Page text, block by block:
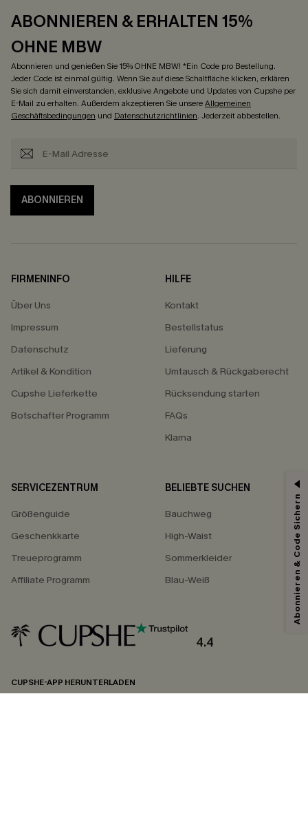
ABONNIEREN & ERHALTEN 15%
OHNE MBW
Abonnieren und genießen Sie 15% OHNE MBW! *Ein Code pro Bestellung.
Jeder Code ist einmal gültig. Wenn Sie auf diese Schaltfläche klicken, erklären
Sie sich damit einverstanden, exklusive Angebote und Updates von Cupshe per
E-Mail zu erhalten. Außerdem akzeptieren Sie unsereAllgemeinen
Geschäftsbedingungen und Datenschutzrichtlinien. Jederzeit abbestellen.
ABONNIEREN
FIRMENINFO
Über Uns
Impressum
Datenschutz
Artikel & Kondition
Cupshe Lieferkette
Botschafter Programm
HILFE
Kontakt
Bestellstatus
Lieferung
Umtausch & Rückgaberecht
Rücksendung starten
FAQs
Klarna
SERVICEZENTRUM
Größenguide
Geschenkkarte
Treueprogramm
Affiliate Programm
BELIEBTE SUCHEN
Bauchweg
High-Waist
Sommerkleider
Blau-Weiß
4.4
CUPSHE-APP HERUNTERLADEN
Abonnieren & Code Sichern